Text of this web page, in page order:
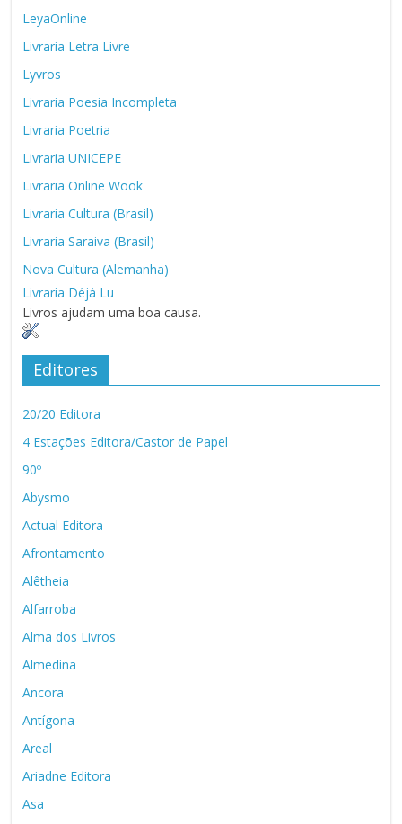
LeyaOnline
Livraria Letra Livre
Lyvros
Livraria Poesia Incompleta
Livraria Poetria
Livraria UNICEPE
Livraria Online Wook
Livraria Cultura (Brasil)
Livraria Saraiva (Brasil)
Nova Cultura (Alemanha)
Livraria Déjà Lu
Livros ajudam uma boa causa.
Editores
20/20 Editora
4 Estações Editora/Castor de Papel
90º
Abysmo
Actual Editora
Afrontamento
Alêtheia
Alfarroba
Alma dos Livros
Almedina
Ancora
Antígona
Areal
Ariadne Editora
Asa